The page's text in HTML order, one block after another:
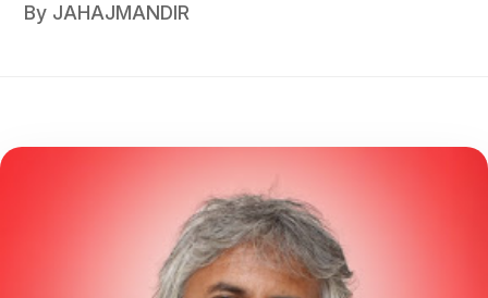
By JAHAJMANDIR